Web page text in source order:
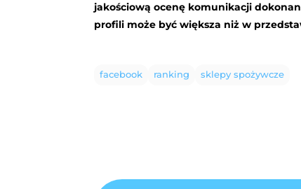
jakościową ocenę komunikacji
profili może być większa niż w
facebook ranking sklepy spożywcze